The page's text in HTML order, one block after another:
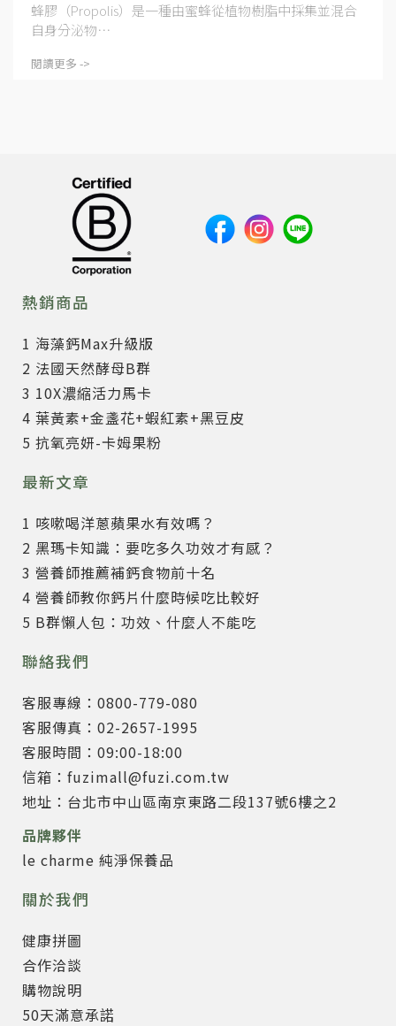
蜂膠（Propolis）是一種由蜜蜂從植物樹脂中採集並混合
自身分泌物⋯
閱讀更多 ->
熱銷商品
1 海藻鈣Max升級版
2 法國天然酵母B群
3 10X濃縮活力馬卡
4 葉黃素+金盞花+蝦紅素+黑豆皮
5 抗氧亮妍-卡姆果粉
最新文章
1 咳嗽喝洋蔥蘋果水有效嗎？
2 黑瑪卡知識：要吃多久功效才有感？
3 營養師推薦補鈣食物前十名
4 營養師教你鈣片什麼時候吃比較好
5 B群懶人包：功效、什麼人不能吃
聯絡我們
客服專線：0800-779-080
客服傳真：02-2657-1995
客服時間：09:00-18:00
信箱：fuzimall@fuzi.com.tw
地址：台北市中山區南京東路二段137號6樓之2
品牌夥伴
le charme 純淨保養品
關於我們
健康拼圖
合作洽談
購物說明
50天滿意承諾